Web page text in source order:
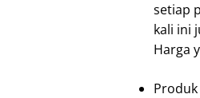
setiap
kali ini
Harga